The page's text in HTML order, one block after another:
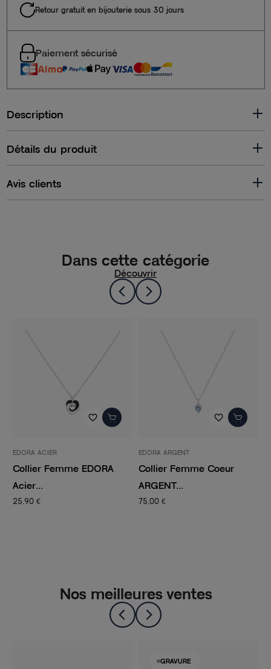
Retour gratuit en bijouterie sous 30 jours
Paiement sécurisé
Description
Détails du produit
Avis clients
Dans cette catégorie
Découvrir
favorite_border
EDORA ACIER
Collier Femme EDORA
Acier...
25,90 €
favorite_border
EDORA ARGENT
Collier Femme Coeur
ARGENT...
75,00 €
Nos meilleures ventes
GRAVURE